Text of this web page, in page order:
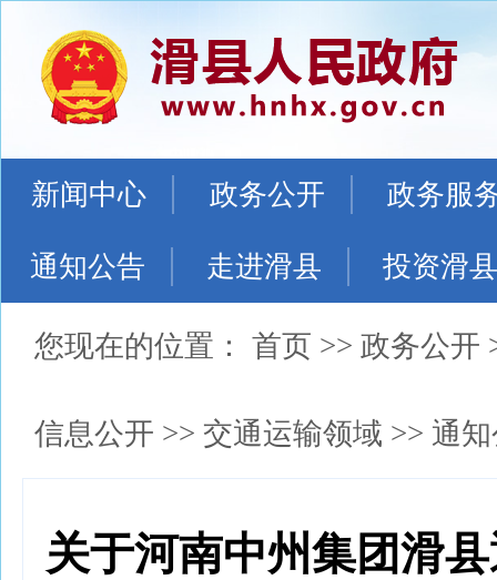
新闻中心 政务公开 政务服
通知公告 走进滑县 投资滑县
您现在的位置： 首页 >> 政务公开
信息公开 >> 交通运输领域 >> 通
关于河南中州集团滑